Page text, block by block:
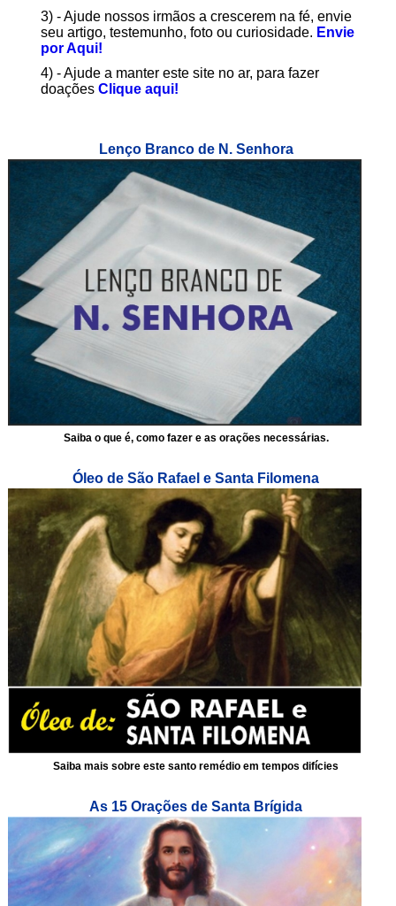
3) - Ajude nossos irmãos a crescerem na fé, envie
seu artigo, testemunho, foto ou curiosidade. Envie
por Aqui!
4) - Ajude a manter este site no ar, para fazer
doações Clique aqui!
Lenço Branco de N. Senhora
Saiba o que é, como fazer e as orações necessárias.
Óleo de São Rafael e Santa Filomena
Saiba mais sobre este santo remédio em tempos difícies
As 15 Orações de Santa Brígida